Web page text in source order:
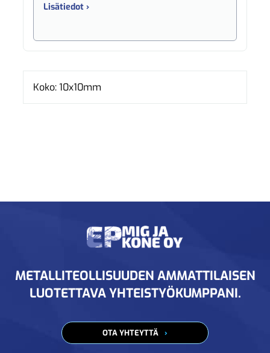
Lisätiedot ›
Koko: 10x10mm
METALLITEOLLISUUDEN AMMATTILAISEN
LUOTETTAVA YHTEISTYÖKUMPPANI.
OTA YHTEYTTÄ